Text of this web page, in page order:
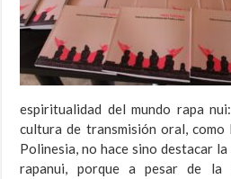
espiritualidad del mundo rapa
cultura de transmisión oral,
Polinesia, no hace sino destacar
rapanui, porque a pesar de la